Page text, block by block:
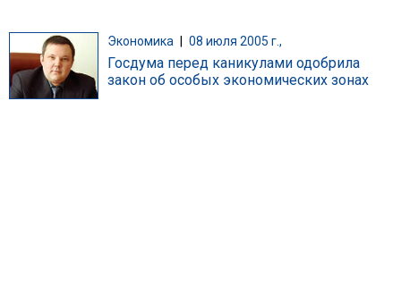
Экономика 08 июля 2005 г.,
Госдума перед каникулами одобрила
закон об особых экономических зонах